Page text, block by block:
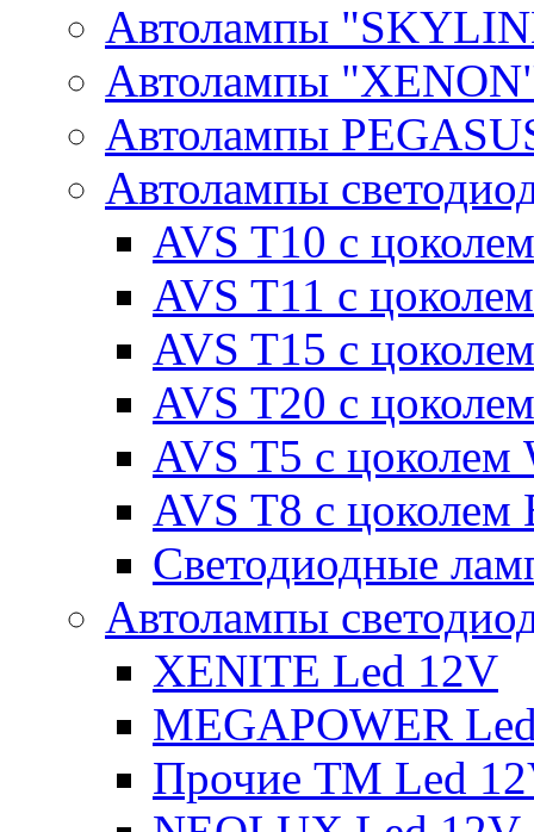
Автолампы
Автолампы
Автолампы
Автолампы
AVS T10 с
AVS T11 с
AVS T15 с
AVS T20 с
AVS T5 с цоколем
AVS T8 с цоколем
Светодиодные
Автолампы
XENITE Led 12V
MEGAPOWER
Прочие ТМ Led